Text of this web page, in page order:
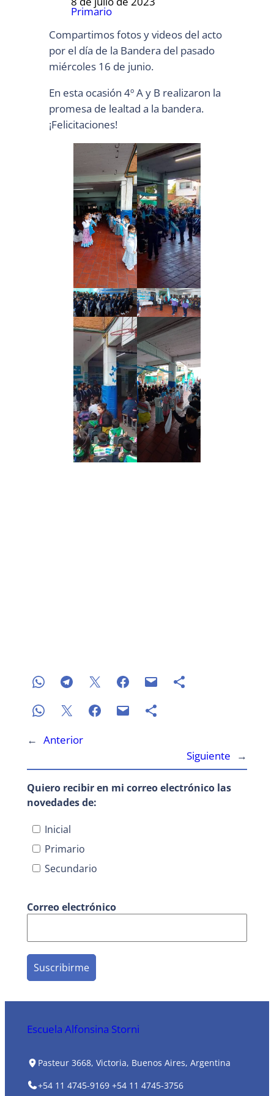
Primario
Compartimos fotos y videos del acto
por el día de la Bandera del pasado
miércoles 16 de junio.
En esta ocasión 4º A y B realizaron la
promesa de lealtad a la bandera.
¡Felicitaciones!
← Anterior
Siguiente
→
Quiero recibir en mi correo electrónico las
novedades de:
Inicial
Primario
Secundario
Correo electrónico
Escuela Alfonsina Storni
Pasteur 3668, Victoria, Buenos Aires, Argentina
+54 11 4745-9169 +54 11 4745-3756